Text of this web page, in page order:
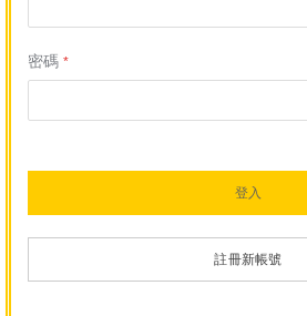
密碼 *
登入
註冊新帳號